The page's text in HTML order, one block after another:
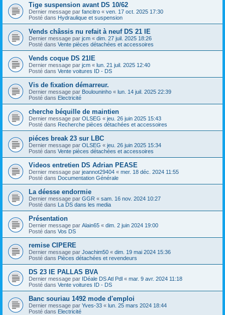
Tige suspension avant DS 10/62
Dernier message par fancitro « ven. 17 oct. 2025 17:30
Posté dans Hydraulique et suspension
Vends châssis nu refait à neuf DS 21 IE
Dernier message par jcm « dim. 27 juil. 2025 18:26
Posté dans Vente pièces détachées et accessoires
Vends coque DS 21IE
Dernier message par jcm « lun. 21 juil. 2025 12:40
Posté dans Vente voitures ID - DS
Vis de fixation démarreur.
Dernier message par Boulouninho « lun. 14 juil. 2025 22:39
Posté dans Electricité
cherche béquille de maintien
Dernier message par OLSEG « jeu. 26 juin 2025 15:43
Posté dans Recherche pièces détachées et accessoires
piéces break 23 sur LBC
Dernier message par OLSEG « jeu. 26 juin 2025 15:34
Posté dans Vente pièces détachées et accessoires
Videos entretien DS Adrian PEASE
Dernier message par jeannot29404 « mer. 18 déc. 2024 11:55
Posté dans Documentation Générale
La déesse endormie
Dernier message par GGR « sam. 16 nov. 2024 10:27
Posté dans La DS dans les media
Présentation
Dernier message par Alain65 « dim. 2 juin 2024 19:00
Posté dans Vos DS
remise CIPERE
Dernier message par Joachim50 « dim. 19 mai 2024 15:36
Posté dans Pièces détachées et revendeurs
DS 23 IE PALLAS BVA
Dernier message par IDéale DS Atl Pdl « mar. 9 avr. 2024 11:18
Posté dans Vente voitures ID - DS
Banc souriau 1492 mode d'emploi
Dernier message par Yves-33 « lun. 25 mars 2024 18:44
Posté dans Electricité